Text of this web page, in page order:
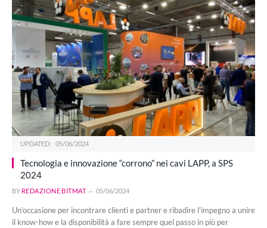
UPDATED: 05/06/2024
Tecnologia e innovazione “corrono” nei cavi LAPP, a SPS
2024
BY REDAZIONE BITMAT 05/06/2024
Un’occasione per incontrare clienti e partner e ribadire l’impegno a unire
il know-how e la disponibilità a fare sempre quel passo in più per